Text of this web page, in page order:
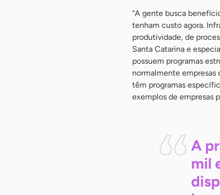
“A gente busca
tenham custo agora.
produtividade, de
Santa Catarina e
possuem programas
normalmente
têm programas
exemplos de empresas
A
mil